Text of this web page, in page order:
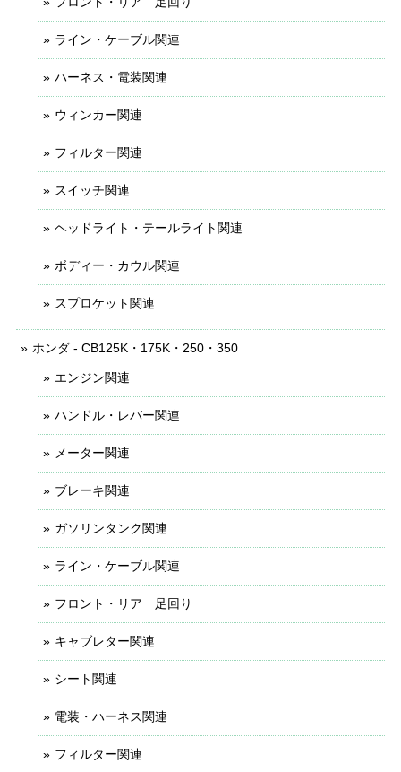
ライン・ケーブル関連
ハーネス・電装関連
ウィンカー関連
フィルター関連
スイッチ関連
ヘッドライト・テールライト関連
ボディー・カウル関連
スプロケット関連
ホンダ - CB125K・175K・250・350
エンジン関連
ハンドル・レバー関連
メーター関連
ブレーキ関連
ガソリンタンク関連
ライン・ケーブル関連
フロント・リア 足回り
キャブレター関連
シート関連
電装・ハーネス関連
フィルター関連